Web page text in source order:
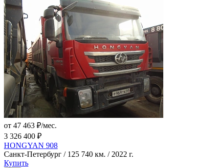
от 47 463 ₽/мес.
3 326 400 ₽
HONGYAN 908
Санкт-Петербург / 125 740 км. / 2022 г.
Купить